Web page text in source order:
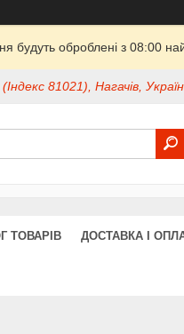
оброблені з 08:00
81021), Нагачів,
ТОВАРІВ ДОСТАВКА І